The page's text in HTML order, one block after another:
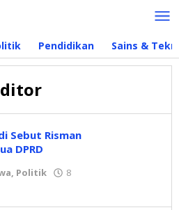
Pendidikan Sains &
Sebut Risman
DPRD
, Politik
8